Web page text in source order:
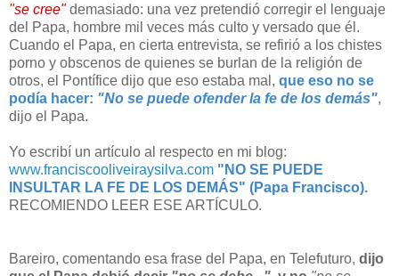
"se cree"demasiado: una vez pretendió corregir el lenguaje
del Papa, hombre mil veces más culto y versado que él.
Cuando el Papa, en cierta entrevista, se refirió a los chistes
porno y obscenos de quienes se burlan de la religión de
otros, el Pontífice dijo que eso estaba mal, que eso no se
podía hacer: "No se puede ofender la fe de los demás",
dijo el Papa.
Yo escribí un artículo al respecto en mi blog:
www.franciscooliveiraysilva.com "NO SE PUEDE
INSULTAR LA FE DE LOS DEMÁS" (Papa Francisco).
RECOMIENDO LEER ESE ARTÍCULO.
Bareiro, comentando esa frase del Papa, en Telefuturo, dijo